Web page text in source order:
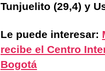
Tunjuelito (29,4) y
Le puede interesar:
recibe el Centro
Bogotá